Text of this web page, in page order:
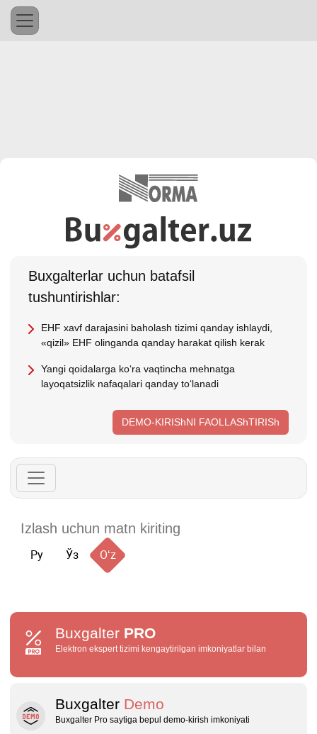
Buхgalterlar uchun batafsil
tushuntirishlar:
EHF хavf darajasini baholash tizimi qanday ishlaydi,
«qizil» EHF olinganda qanday harakat qilish kerak
Yangi qoidalarga koʻra vaqtincha mehnatga
layoqatsizlik nafaqalari qanday toʻlanadi
DEMO-KIRIShNI FAOLLAShTIRISh
Ру Ўз Oʻz
Buxgalter PRO
Elektron ekspert tizimi kengaytirilgan imkoniyatlar bilan
Buxgalter Demo
Buxgalter Pro saytiga bepul demo‑kirish imkoniyati